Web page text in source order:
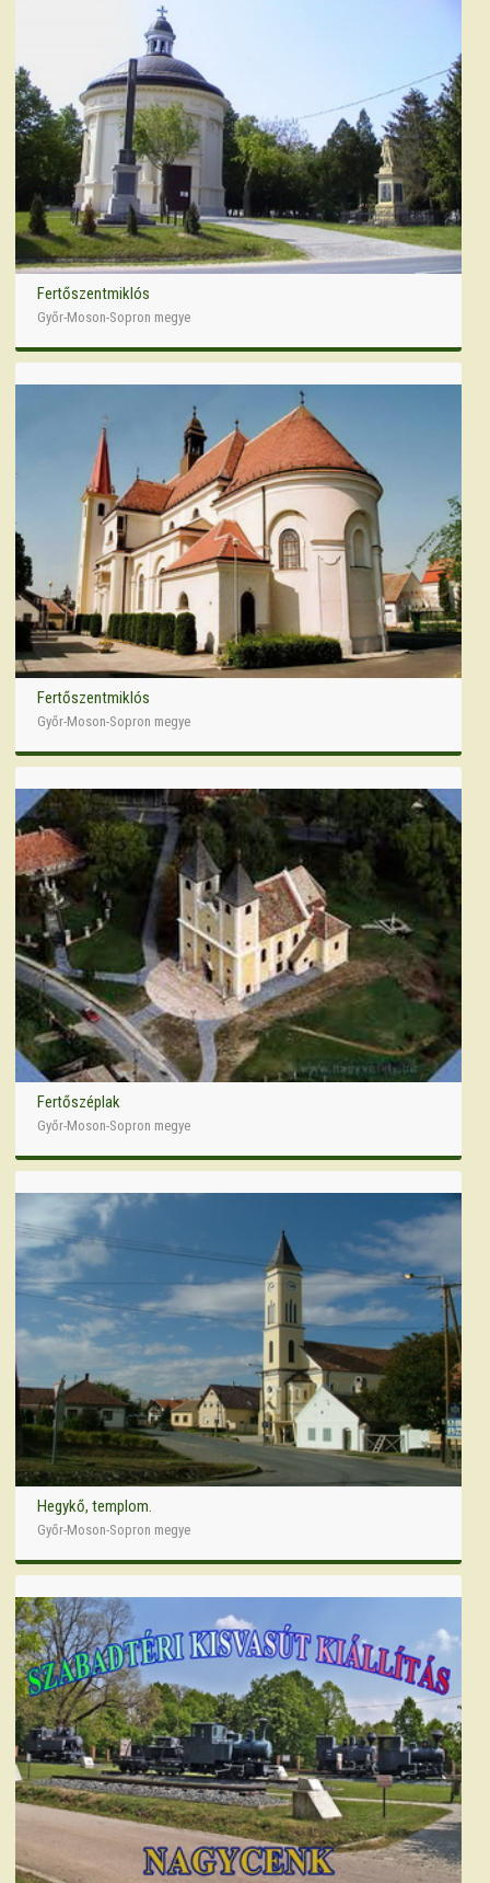
Fertőszentmiklós
Győr-Moson-Sopron megye
Fertőszentmiklós
Győr-Moson-Sopron megye
Fertőszéplak
Győr-Moson-Sopron megye
Hegykő, templom.
Győr-Moson-Sopron megye